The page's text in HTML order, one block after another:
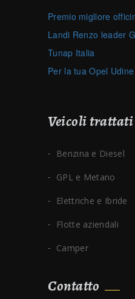
Premio migliore
Landi Renzo leader
Tunap Italia
Per la tua Opel Udine
Veicoli trattati
Benzina e Diesel
GPL e Metano
Elettriche e Ibride
Flotte aziendali
Camper
Contatto